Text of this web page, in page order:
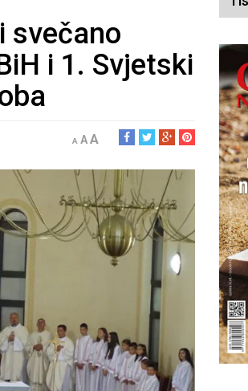
svečano
i 1. Svjetski
A AA